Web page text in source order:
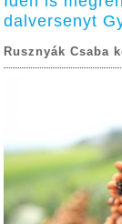
dalversenyt
Rusznyák Csaba